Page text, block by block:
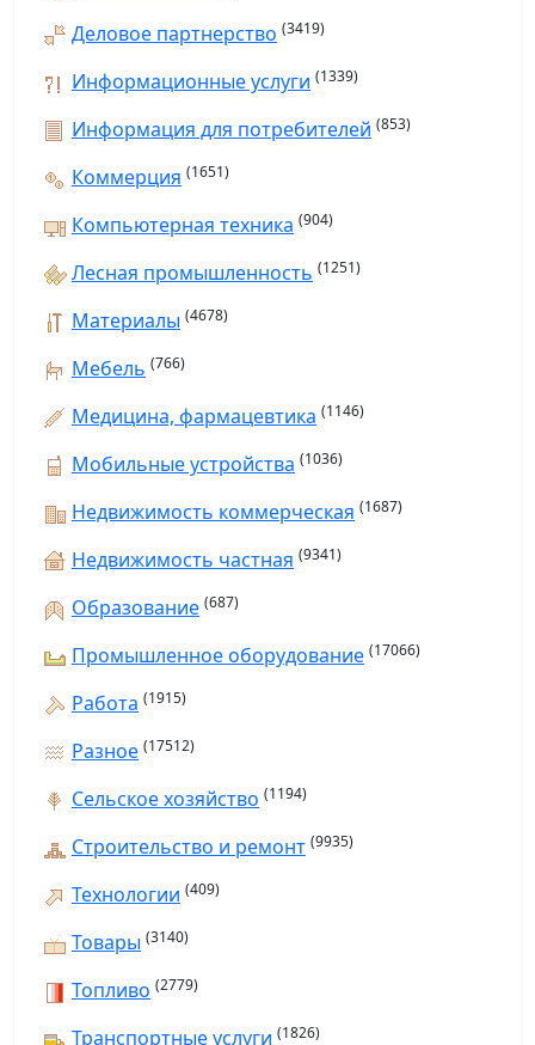
Деловое партнерство (3419)
Информационные услуги (1339)
Информация для потребителей (853)
Коммерция (1651)
Компьютерная техника (904)
Лесная промышленность (1251)
Материалы (4678)
Мебель (766)
Медицина, фармацевтика (1146)
Мобильные устройства (1036)
Недвижимость коммерческая (1687)
Недвижимость частная (9341)
Образование (687)
Промышленное оборудование (17066)
Работа (1915)
Разное (17512)
Сельское хозяйство (1194)
Строительство и ремонт (9935)
Технологии (409)
Товары (3140)
Топливо (2779)
Транспортные услуги (1826)